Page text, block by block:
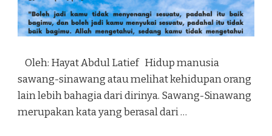
Oleh: Hayat Abdul Latief Hidup manusia
sawang-sinawang atau melihat kehidupan orang
lain lebih bahagia dari dirinya. Sawang-Sinawang
merupakan kata yang berasal dari …